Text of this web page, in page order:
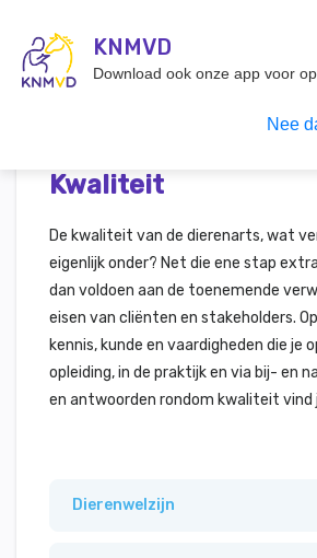
Inloggen
Kwaliteit
De kwaliteit van de dierenarts, wat
eigenlijk onder? Net die ene stap
dan voldoen aan de toenemende
eisen van cliënten en stakeholders.
kennis, kunde en vaardigheden die je
opleiding, in de praktijk en via bij- en
en antwoorden rondom kwaliteit vind
Dierenwelzijn
KNMVD
Download ook onze app voor
Nee